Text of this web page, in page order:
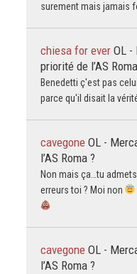
surement mais jamais
chiesa for ever OL -
priorité de l’AS
Benedetti ç'est pas
parce qu'il disait la
cavegone OL -
l’AS Roma ?
Non mais ça…tu
erreurs toi ? Moi non
cavegone OL -
l’AS Roma ?